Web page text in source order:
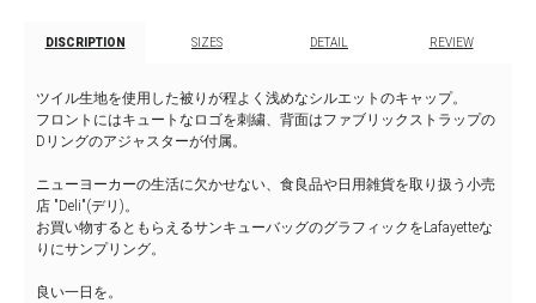
DISCRIPTION SIZES DETAIL REVIEW
ツイル生地を使用した被りが程よく浅めなシルエットのキャップ。
フロントにはキュートなロゴを刺繍、背面はファブリックストラップの
Dリングのアジャスターが付属。
ニューヨーカーの生活に欠かせない、食良品や日用雑貨を取り扱う小売
店 "Deli"(デリ)。
お買い物するともらえるサンキューバッグのグラフィックをLafayetteな
りにサンプリング。
良い一日を。